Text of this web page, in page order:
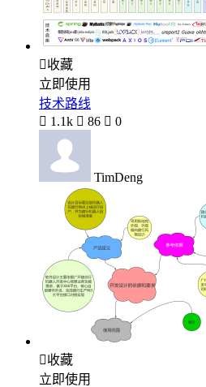
收藏
立即使用
技术路线
 1.1k  86  0
TimDeng
收藏
立即使用